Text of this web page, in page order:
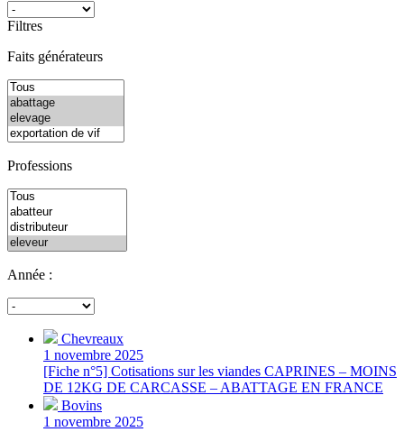
Filtres
Faits générateurs
Professions
Année :
Chevreaux
1 novembre 2025
[Fiche n°5] Cotisations sur les viandes CAPRINES – MOINS
DE 12KG DE CARCASSE – ABATTAGE EN FRANCE
Bovins
1 novembre 2025